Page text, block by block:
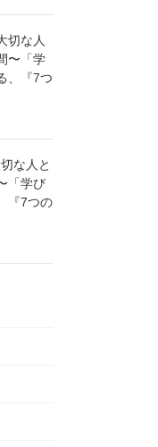
切な人
〜「学
、『7つ
な人と
「学び
『7つの